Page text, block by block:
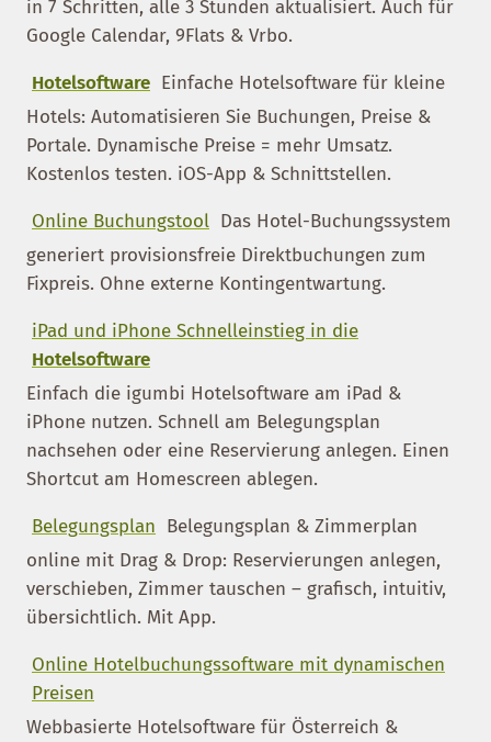
in 7 Schritten, alle 3 Stunden aktualisiert. Auch für
Google Calendar, 9Flats & Vrbo.
Hotelsoftware Einfache Hotelsoftware für kleine
Hotels: Automatisieren Sie Buchungen, Preise &
Portale. Dynamische Preise = mehr Umsatz.
Kostenlos testen. iOS-App & Schnittstellen.
Online Buchungstool Das Hotel-Buchungssystem
generiert provisionsfreie Direktbuchungen zum
Fixpreis. Ohne externe Kontingentwartung.
iPad und iPhone Schnelleinstieg in die
Hotelsoftware
Einfach die igumbi Hotelsoftware am iPad &
iPhone nutzen. Schnell am Belegungsplan
nachsehen oder eine Reservierung anlegen. Einen
Shortcut am Homescreen ablegen.
Belegungsplan Belegungsplan & Zimmerplan
online mit Drag & Drop: Reservierungen anlegen,
verschieben, Zimmer tauschen – grafisch, intuitiv,
übersichtlich. Mit App.
Online Hotelbuchungssoftware mit dynamischen
Preisen
Webbasierte Hotelsoftware für Österreich &